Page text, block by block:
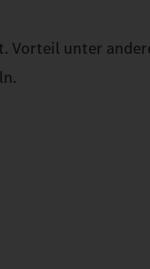
Vorteil unter